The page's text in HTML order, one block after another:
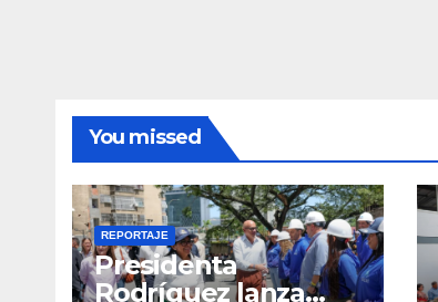
You missed
REPORTAJE
Presidenta
Rodríguez lanza